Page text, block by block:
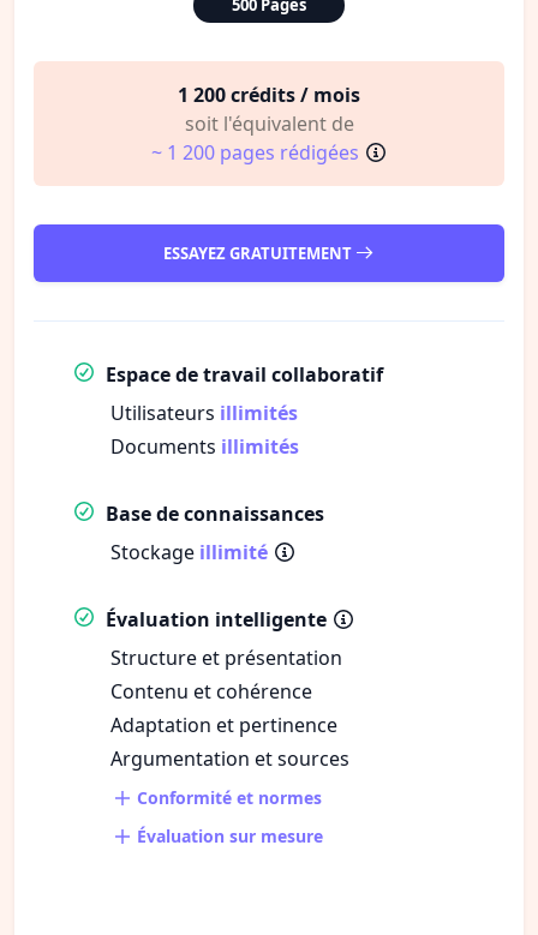
500 Pages
1 200 crédits / mois
soit l'équivalent de
~ 1 200 pages rédigées
ESSAYEZ GRATUITEMENT
Espace de travail collaboratif
Utilisateurs illimités
Documents illimités
Base de connaissances
Stockage illimité
Évaluation intelligente
Structure et présentation
Contenu et cohérence
Adaptation et pertinence
Argumentation et sources
Conformité et normes
Évaluation sur mesure